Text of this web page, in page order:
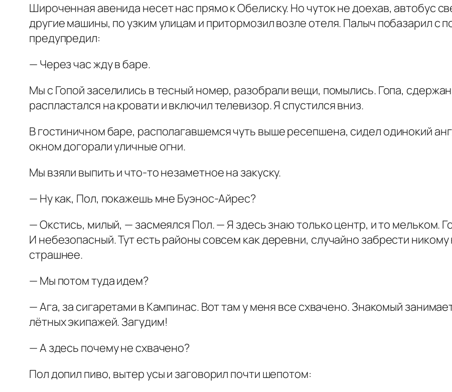
Широченная авенида несет нас прямо к Обелиску. Но чуток не доехав, автобус
другие машины, по узким улицам и притормозил возле отеля. Палыч побазарил с
предупредил:
— Через час жду в баре.
Мы с Гопой заселились в тесный номер, разобрали вещи, помылись. Гопа,
распластался на кровати и включил телевизор. Я спустился вниз.
В гостиничном баре, располагавшемся чуть выше ресепшена, сидел одинокий
окном догорали уличные огни.
Мы взяли выпить и что-то незаметное на закуску.
— Ну как, Пол, покажешь мне Буэнос-Айрес?
— Окстись, милый, — засмеялся Пол. — Я здесь знаю только центр, и то мельком.
И небезопасный. Тут есть районы совсем как деревни, случайно забрести
страшнее.
— Мы потом туда идем?
— Ага, за сигаретами в Кампинас. Вот там у меня все схвачено. Знакомый
лётных экипажей. Загудим!
— А здесь почему не схвачено?
Пол допил пиво, вытер усы и заговорил почти шепотом: